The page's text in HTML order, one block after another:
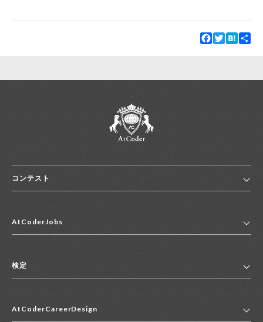
Facebook
TwitterHatena
コンテスト
コンテスト一覧
便利リンク集
AtCoderJobs
2027年新卒採用求人一覧
中途採用求人一覧
検定
マイページ
AtCoderCareerDesign